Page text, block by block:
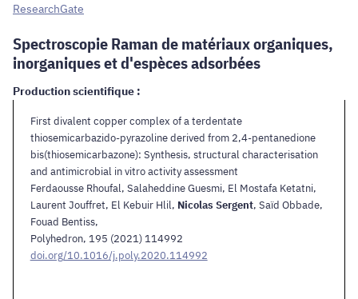
ResearchGate
Spectroscopie Raman de matériaux organiques,
inorganiques et d'espèces adsorbées
Production scientifique :
First divalent copper complex of a terdentate
thiosemicarbazido-pyrazoline derived from 2,4-pentanedione
bis(thiosemicarbazone): Synthesis, structural characterisation
and antimicrobial in vitro activity assessment
Ferdaousse Rhoufal, Salaheddine Guesmi, El Mostafa Ketatni,
Laurent Jouffret, El Kebuir Hlil, Nicolas Sergent, Saïd Obbade,
Fouad Bentiss,
Polyhedron, 195 (2021) 114992
doi.org/10.1016/j.poly.2020.114992